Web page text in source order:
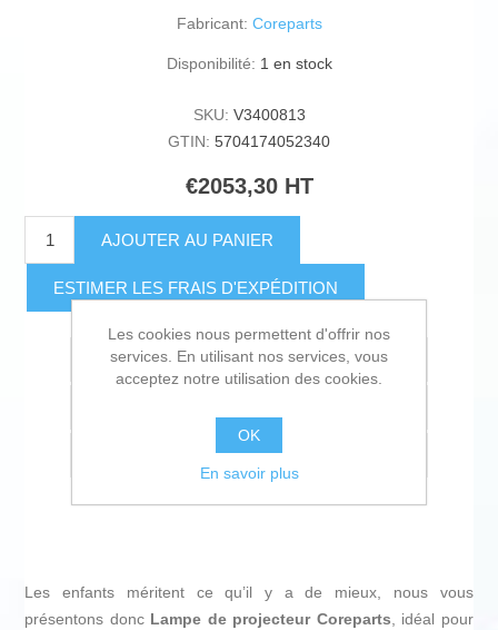
Fabricant: Coreparts
Disponibilité: 1 en stock
SKU: V3400813
GTIN: 5704174052340
€2053,30 HT
AJOUTER AU PANIER
ESTIMER LES FRAIS D'EXPÉDITION
Ajouter à la liste de souhait
Envoyer à un ami
Les enfants méritent ce qu’il y a de mieux, nous vous
présentons donc Lampe de projecteur Coreparts, idéal pour
Les cookies nous permettent d'offrir nos
services. En utilisant nos services, vous
acceptez notre utilisation des cookies.
OK
En savoir plus